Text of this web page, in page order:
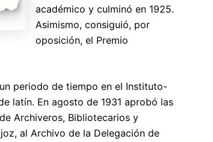
académico y culminó en 1925.
Asimismo, consiguió, por
oposición, el Premio
periodo de tiempo en el Instituto-
latín. En agosto de 1931 aprobó las
Archiveros, Bibliotecarios y
al Archivo de la Delegación de